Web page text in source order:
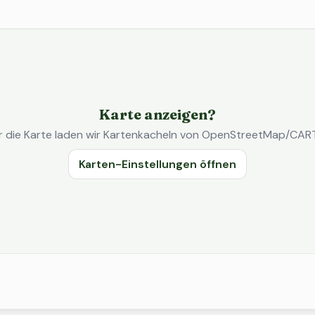
Karte anzeigen?
die Karte laden wir Kartenkacheln von OpenStreetMap/
Karten-Einstellungen öffnen